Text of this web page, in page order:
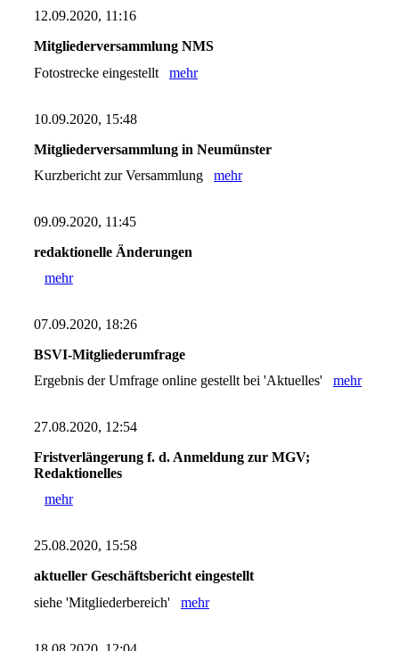
12.09.2020, 11:16
Mitgliederversammlung NMS
Fotostrecke eingestellt mehr
10.09.2020, 15:48
Mitgliederversammlung in Neumünster
Kurzbericht zur Versammlung mehr
09.09.2020, 11:45
redaktionelle Änderungen
mehr
07.09.2020, 18:26
BSVI-Mitgliederumfrage
Ergebnis der Umfrage online gestellt bei 'Aktuelles' mehr
27.08.2020, 12:54
Fristverlängerung f. d. Anmeldung zur MGV;
Redaktionelles
mehr
25.08.2020, 15:58
aktueller Geschäftsbericht eingestellt
siehe 'Mitgliederbereich' mehr